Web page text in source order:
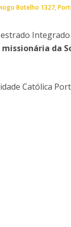
em
Botelho 1327
da
Católica